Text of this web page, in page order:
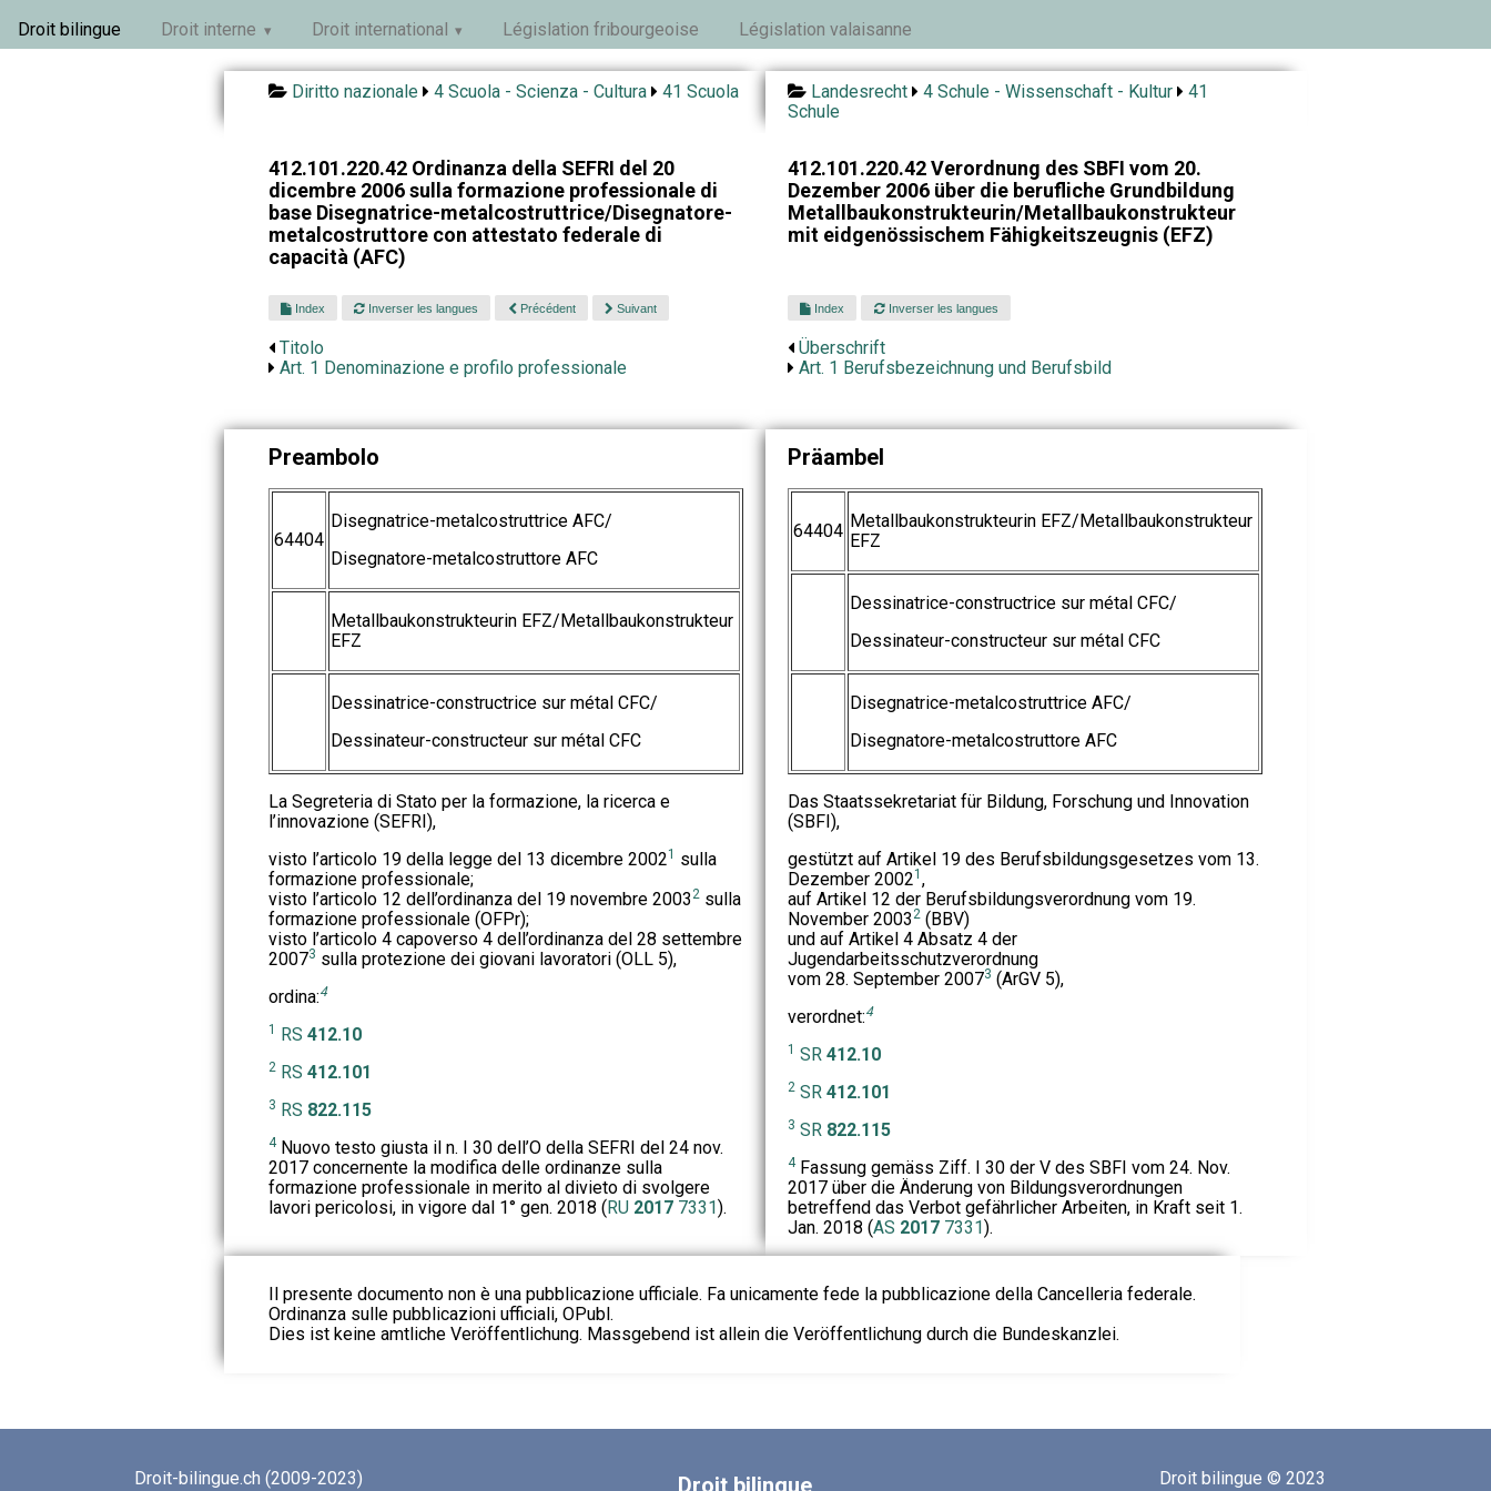
Droit bilingue Droit interne Droit international Législation fribourgeoise Législation valaisanne
Diritto nazionale 4 Scuola - Scienza - Cultura 41 Scuola Landesrecht 4 Schule - Wissenschaft - Kultur
41
Schule
412.101.220.42 Ordinanza della SEFRI del 20
dicembre 2006 sulla formazione professionale di
base Disegnatrice-metalcostruttrice/Disegnatore-
metalcostruttore con attestato federale di
capacità (AFC)
412.101.220.42 Verordnung des SBFI vom 20.
Dezember 2006 über die berufliche Grundbildung
Metallbaukonstrukteurin/Metallbaukonstrukteur
mit eidgenössischem Fähigkeitszeugnis (EFZ)
Index Inverser les langues Précédent Suivant
Titolo
Art. 1 Denominazione e profilo professionale
Index Inverser les langues
Überschrift
Art. 1 Berufsbezeichnung und Berufsbild
Preambolo
64404
Disegnatrice-metalcostruttrice AFC/
Disegnatore-metalcostruttore AFC
Metallbaukonstrukteurin EFZ/Metallbaukonstrukteur
EFZ
Dessinatrice-constructrice sur métal CFC/
Dessinateur-constructeur sur métal CFC
La Segreteria di Stato per la formazione, la ricerca e
l’innovazione (SEFRI),
visto l’articolo 19 della legge del 13 dicembre 20021 sulla
formazione professionale;
visto l’articolo 12 dell’ordinanza del 19 novembre 2003 2sulla
formazione professionale (OFPr);
visto l’articolo 4 capoverso 4 dell’ordinanza del 28 settembre
20073 sulla protezione dei giovani lavoratori (OLL 5),
ordina:4
1 RS 412.10
2 RS 412.101
3 RS 822.115
4Nuovo testo giusta il n. I 30 dell’O della SEFRI del 24 nov.
2017 concernente la modifica delle ordinanze sulla
formazione professionale in merito al divieto di svolgere
lavori pericolosi, in vigore dal 1° gen. 2018 (RU 20177331).
Präambel
64404 Metallbaukonstrukteurin EFZ/Metallbaukonstrukteur
EFZ
Dessinatrice-constructrice sur métal CFC/
Dessinateur-constructeur sur métal CFC
Disegnatrice-metalcostruttrice AFC/
Disegnatore-metalcostruttore AFC
Das Staatssekretariat für Bildung, Forschung und Innovation
(SBFI),
gestützt auf Artikel 19 des Berufsbildungsgesetzes vom 13.
Dezember 20021 ,
auf Artikel 12 der Berufsbildungsverordnung vom 19.
November 2003 2(BBV)
und auf Artikel 4 Absatz 4 der
Jugendarbeitsschutzverordnung
vom 28. September 20073 (ArGV 5),
verordnet:4
1 SR 412.10
2 SR 412.101
3 SR 822.115
4Fassung gemäss Ziff. I 30 der V des SBFI vom 24. Nov.
2017 über die Änderung von Bildungsverordnungen
betreffend das Verbot gefährlicher Arbeiten, in Kraft seit 1.
Jan. 2018 (AS 20177331).
Il presente documento non è una pubblicazione ufficiale. Fa unicamente fede la pubblicazione della Cancelleria federale.
Ordinanza sulle pubblicazioni ufficiali, OPubl.
Dies ist keine amtliche Veröffentlichung. Massgebend ist allein die Veröffentlichung durch die Bundeskanzlei.
Droit-bilingue.ch (2009-2023) Droit bilingue Droit bilingue © 2023